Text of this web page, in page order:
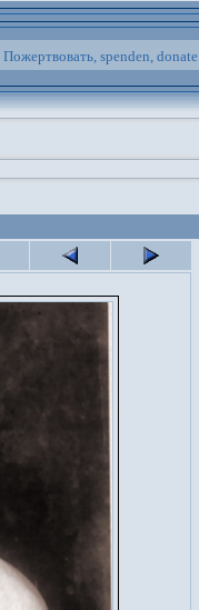
Пожертвовать, spenden, donate